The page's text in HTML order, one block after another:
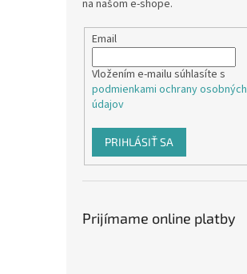
na našom e-shope.
Email
Vložením e-mailu súhlasíte s
podmienkami ochrany osobných
údajov
PRIHLÁSIŤ SA
Prijímame online platby